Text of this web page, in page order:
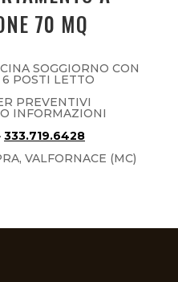
70 MQ
SOGGIORNO CON
POSTI LETTO
PREVENTIVI
INFORMAZIONI
333.719.6428
VALFORNACE (MC)